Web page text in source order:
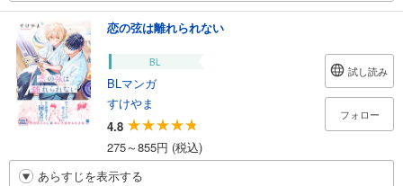
恋の弦は離れられない
BL
BLマンガ
すけやま
4.8
275～855円 (税込)
試し読み
フォロー
あらすじを表示する